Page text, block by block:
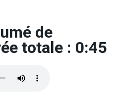
de
totale : 0:45